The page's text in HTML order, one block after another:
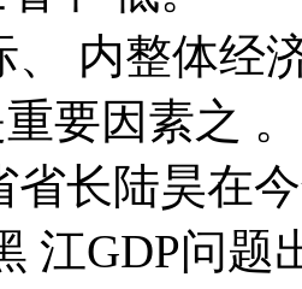
内整体经济
要因素之 。
陆昊在今
江GDP问